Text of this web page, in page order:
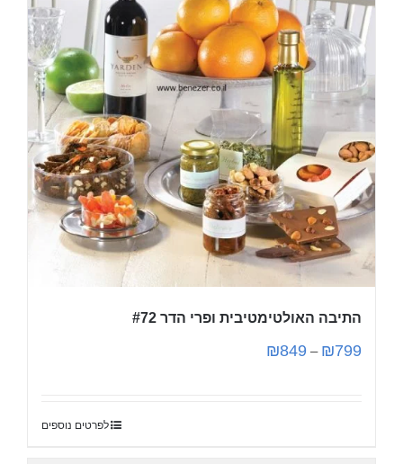
התיבה האולטימטיבית ופרי הדר #72
₪799
–
₪849
לפרטים נוספים